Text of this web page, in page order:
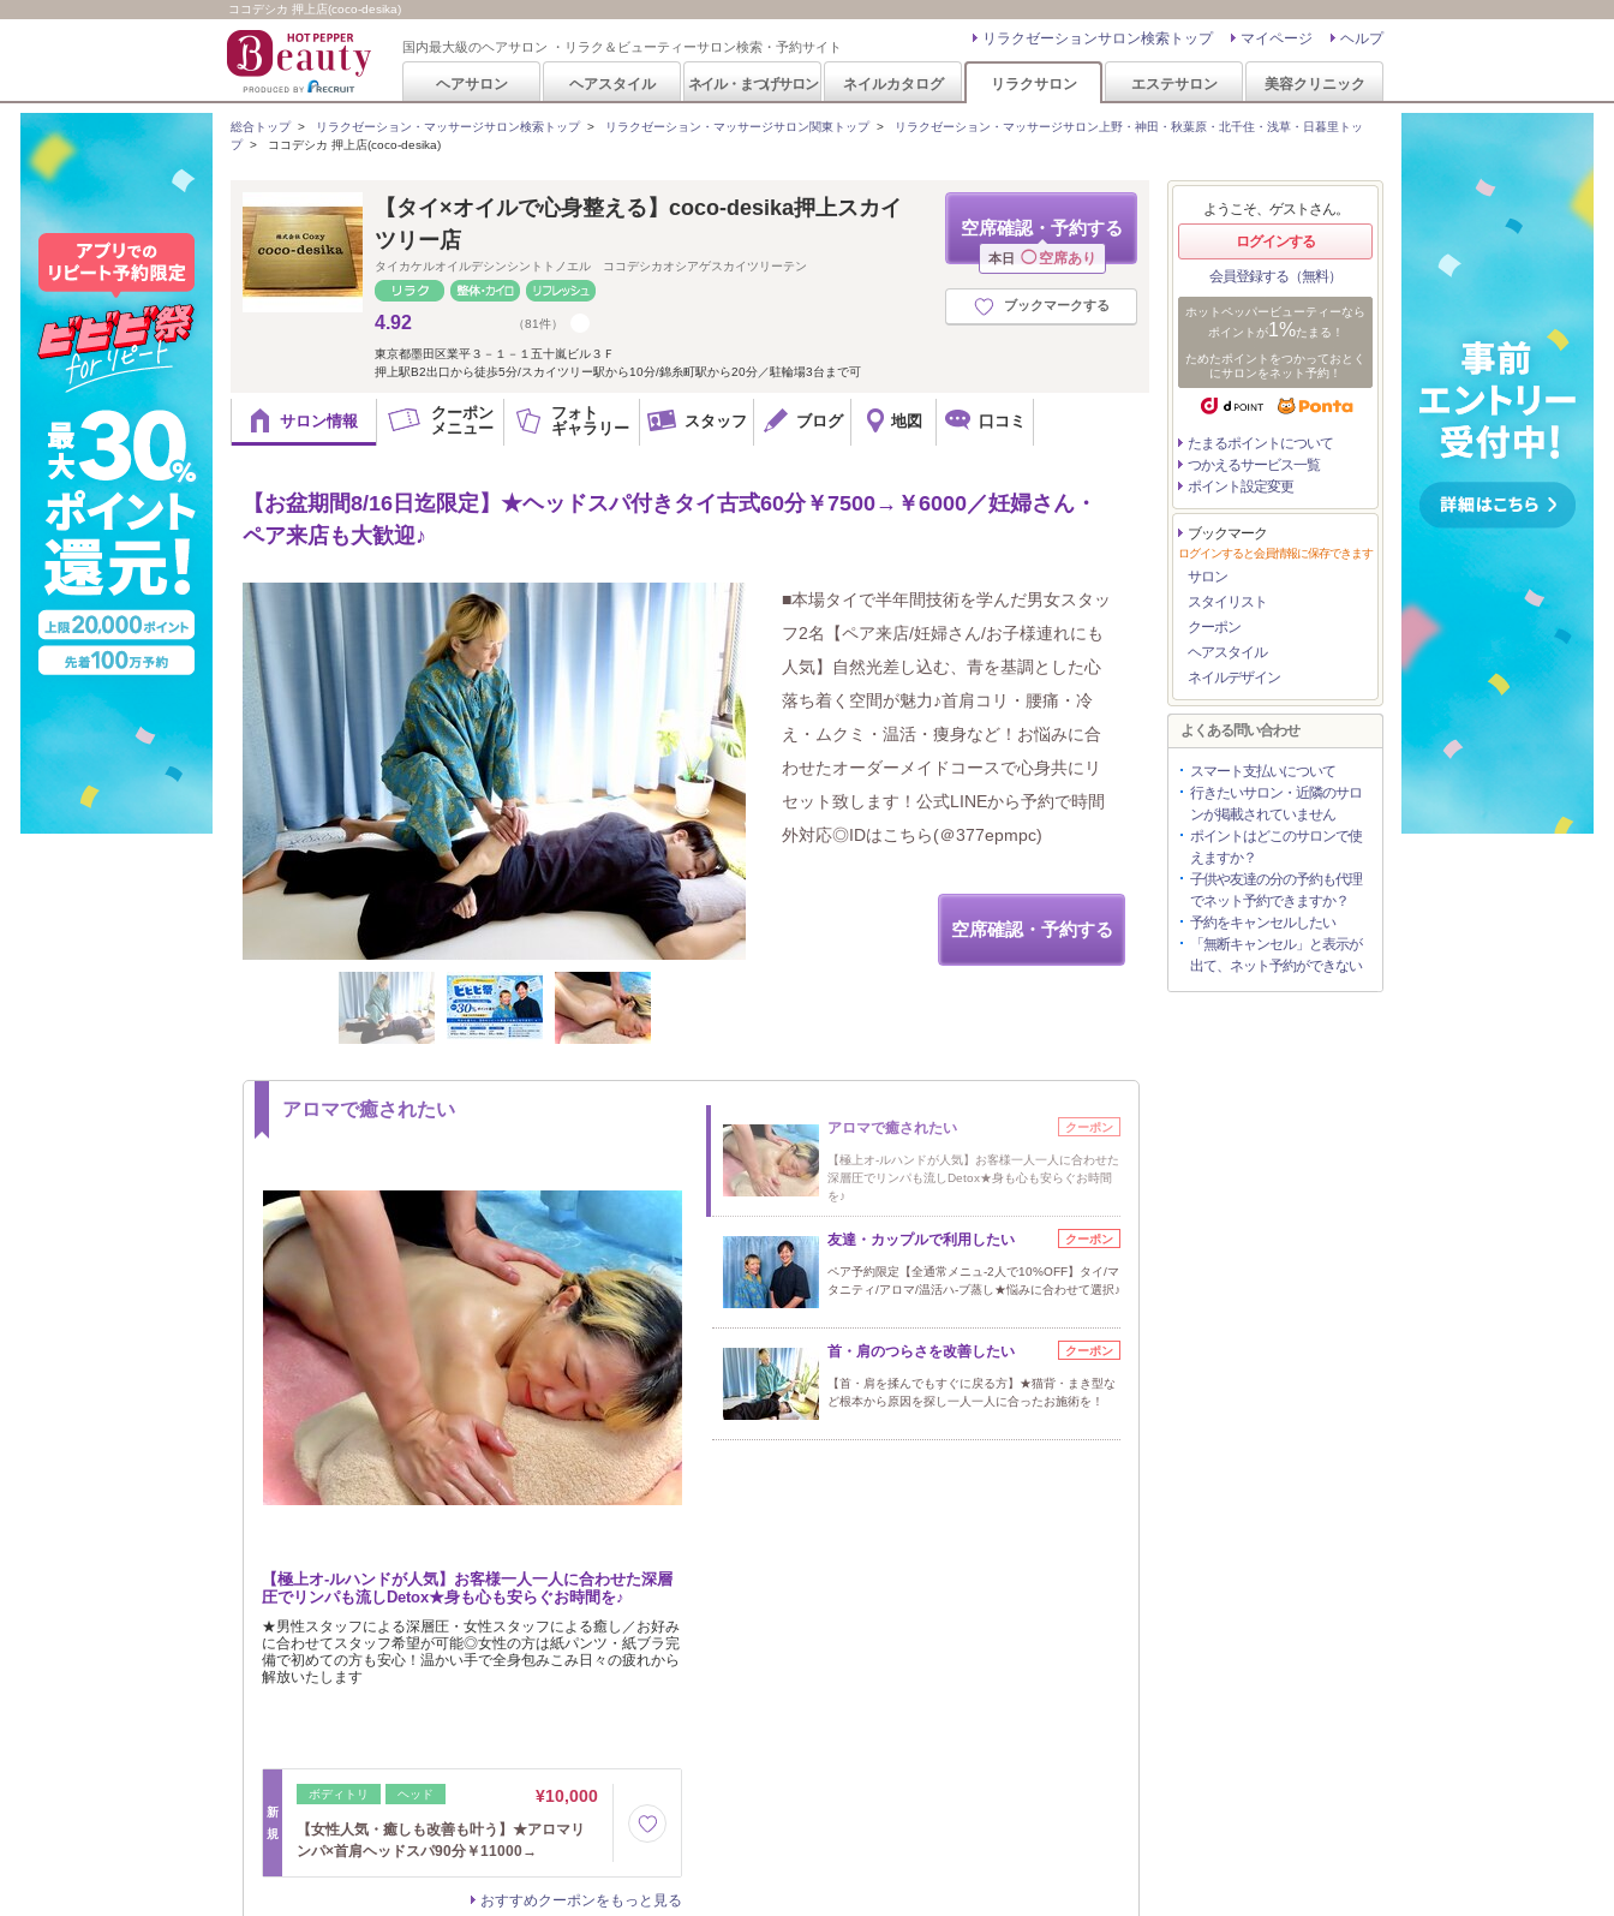
ココデシカ 押上店(coco-desika)
国内最大級のヘアサロン ・リラク＆ビューティーサロン検索・予約サイト ヘルプ
マイページ
リラクゼーションサロン検索トップ
ヘアサロン ヘアスタイル ネイル・まつげサロン ネイルカタログ リラクサロン エステサロン 美容クリニック
総合トップ> リラクゼーション・マッサージサロン検索トップ> リラクゼーション・マッサージサロン関東トップ>
リラクゼーション・マッサージサロン上野・神田・秋葉原・北千住・浅草・日暮里トッ
プ> ココデシカ 押上店(coco-desika)
空席確認・予約する
本日 ◯ 空席あり
ブックマークする
【タイ×オイルで心身整える】coco-desika押上スカイ
ツリー店
タイカケルオイルデシンシントトノエル ココデシカオシアゲスカイツリーテン
4.92 （81件）
東京都墨田区業平３－１－１五十嵐ビル３Ｆ
押上駅B2出口から徒歩5分/スカイツリー駅から10分/錦糸町駅から20分／駐輪場3台まで可
サロン情報
クーポン
メニュー
フォト
ギャラリー
スタッフ ブログ 地図 口コミ
【お盆期間8/16日迄限定】★ヘッドスパ付きタイ古式60分￥7500→￥6000／妊婦さん・
ペア来店も大歓迎♪
■本場タイで半年間技術を学んだ男女スタッ
フ2名【ペア来店/妊婦さん/お子様連れにも
人気】自然光差し込む、青を基調とした心
落ち着く空間が魅力♪首肩コリ・腰痛・冷
え・ムクミ・温活・痩身など！お悩みに合
わせたオーダーメイドコースで心身共にリ
セット致します！公式LINEから予約で時間
外対応◎IDはこちら(＠377epmpc)
空席確認・予約する
アロマで癒されたい
【極上オ-ルハンドが人気】お客様一人一人に合わせた深層
圧でリンパも流しDetox★身も心も安らぐお時間を♪
★男性スタッフによる深層圧・女性スタッフによる癒し／お好み
に合わせてスタッフ希望が可能◎女性の方は紙パンツ・紙ブラ完
備で初めての方も安心！温かい手で全身包みこみ日々の疲れから
解放いたします
新
規
ボディトリ ヘッド ¥10,000
【女性人気・癒しも改善も叶う】★アロマリ
ンパ×首肩ヘッドスパ90分￥11000→
おすすめクーポンをもっと見る
アロマで癒されたい クーポン
【極上オ-ルハンドが人気】お客様一人一人に合わせた
深層圧でリンパも流しDetox★身も心も安らぐお時間
を♪
友達・カップルで利用したい クーポン
ペア予約限定【全通常メニュ-2人で10%OFF】タイ/マ
タニティ/アロマ/温活ハ-ブ蒸し★悩みに合わせて選択♪
首・肩のつらさを改善したい クーポン
【首・肩を揉んでもすぐに戻る方】★猫背・まき型な
ど根本から原因を探し一人一人に合ったお施術を！
ようこそ、ゲストさん。
ログインする
会員登録する（無料）
ホットペッパービューティーなら
ポイントが1%たまる！
ためたポイントをつかっておとく
にサロンをネット予約！
たまるポイントについて
つかえるサービス一覧
ポイント設定変更
ブックマーク
ログインすると会員情報に保存できます
サロン
スタイリスト
クーポン
ヘアスタイル
ネイルデザイン
よくある問い合わせ
スマート支払いについて
行きたいサロン・近隣のサロ
ンが掲載されていません
ポイントはどこのサロンで使
えますか？
子供や友達の分の予約も代理
でネット予約できますか？
予約をキャンセルしたい
「無断キャンセル」と表示が
出て、ネット予約ができない